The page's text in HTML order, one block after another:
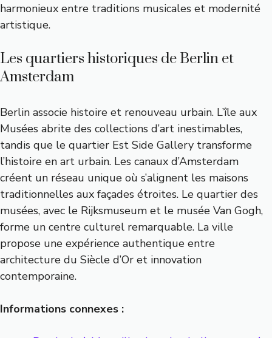
harmonieux entre traditions musicales et modernité
artistique.
Les quartiers historiques de Berlin et
Amsterdam
Berlin associe histoire et renouveau urbain. L’île aux
Musées abrite des collections d’art inestimables,
tandis que le quartier Est Side Gallery transforme
l’histoire en art urbain. Les canaux d’Amsterdam
créent un réseau unique où s’alignent les maisons
traditionnelles aux façades étroites. Le quartier des
musées, avec le Rijksmuseum et le musée Van Gogh,
forme un centre culturel remarquable. La ville
propose une expérience authentique entre
architecture du Siècle d’Or et innovation
contemporaine.
Informations connexes :